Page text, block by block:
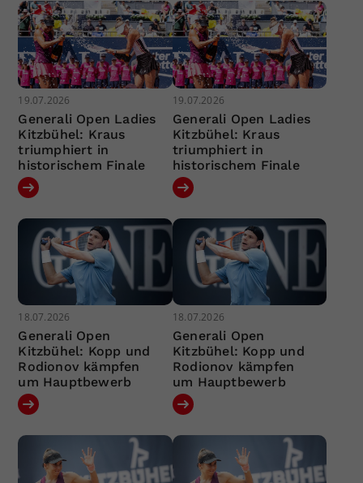
19.07.2026
Generali Open Ladies
Kitzbühel: Kraus
triumphiert in
historischem Finale
19.07.2026
Generali Open Ladies
Kitzbühel: Kraus
triumphiert in
historischem Finale
18.07.2026
Generali Open
Kitzbühel: Kopp und
Rodionov kämpfen
um Hauptbewerb
18.07.2026
Generali Open
Kitzbühel: Kopp und
Rodionov kämpfen
um Hauptbewerb